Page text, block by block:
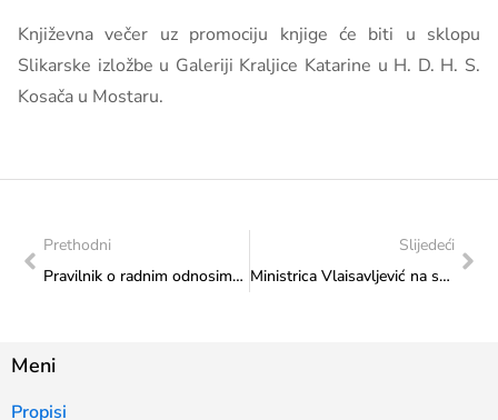
Književna večer uz promociju knjige će biti u sklopu
Slikarske izložbe u Galeriji Kraljice Katarine u H. D. H. S.
Kosača u Mostaru.
Prethodni
Pravilnik o radnim odnosima državnih službenika i namještenika Federalnog ministarstva kulture i sporta
Slijedeći
Ministrica Vlaisavljević na sastanku s direktorom Festivala ulične umjetnosti, Alešom Kurtom
Meni
Propisi